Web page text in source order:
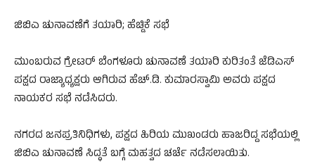
ಜಿಬಿಎ ಚುನಾವಣೆಗೆ ತಯಾರಿ; ಹೆಚ್ಡಿಕೆ ಸಭೆ
ಮುಂಬರುವ ಗ್ರೇಟರ್ ಬೆಂಗಳೂರು ಚುನಾವಣೆ ತಯಾರಿ ಕುರಿತಂತೆ ಜೆಡಿಎಸ್
ಪಕ್ಷದ ರಾಜ್ಯಾಧ್ಯಕ್ಷರು ಆಗಿರುವ ಹೆಚ್.ಡಿ. ಕುಮಾರಸ್ವಾಮಿ ಅವರು ಪಕ್ಷದ
ನಾಯಕರ ಸಭೆ ನಡೆಸಿದರು.
ನಗರದ ಜನಪ್ರತಿನಿಧಿಗಳು, ಪಕ್ಷದ ಹಿರಿಯ ಮುಖಂಡರು ಹಾಜರಿದ್ದ ಸಭೆಯಲ್ಲಿ
ಜಿಬಿಎ ಚುನಾವಣೆ ಸಿದ್ಧತೆ ಬಗ್ಗೆ ಮಹತ್ವದ ಚರ್ಚೆ ನಡೆಸಲಾಯಿತು.